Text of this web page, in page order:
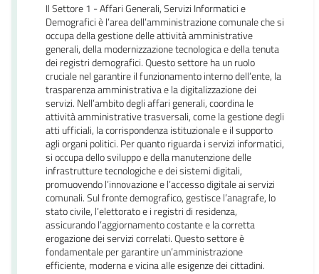
Il Settore 1 - Affari Generali, Servizi Informatici e
Demografici è l’area dell’amministrazione comunale che si
occupa della gestione delle attività amministrative
generali, della modernizzazione tecnologica e della tenuta
dei registri demografici. Questo settore ha un ruolo
cruciale nel garantire il funzionamento interno dell’ente, la
trasparenza amministrativa e la digitalizzazione dei
servizi. Nell’ambito degli affari generali, coordina le
attività amministrative trasversali, come la gestione degli
atti ufficiali, la corrispondenza istituzionale e il supporto
agli organi politici. Per quanto riguarda i servizi informatici,
si occupa dello sviluppo e della manutenzione delle
infrastrutture tecnologiche e dei sistemi digitali,
promuovendo l’innovazione e l’accesso digitale ai servizi
comunali. Sul fronte demografico, gestisce l’anagrafe, lo
stato civile, l’elettorato e i registri di residenza,
assicurando l’aggiornamento costante e la corretta
erogazione dei servizi correlati. Questo settore è
fondamentale per garantire un’amministrazione
efficiente, moderna e vicina alle esigenze dei cittadini.